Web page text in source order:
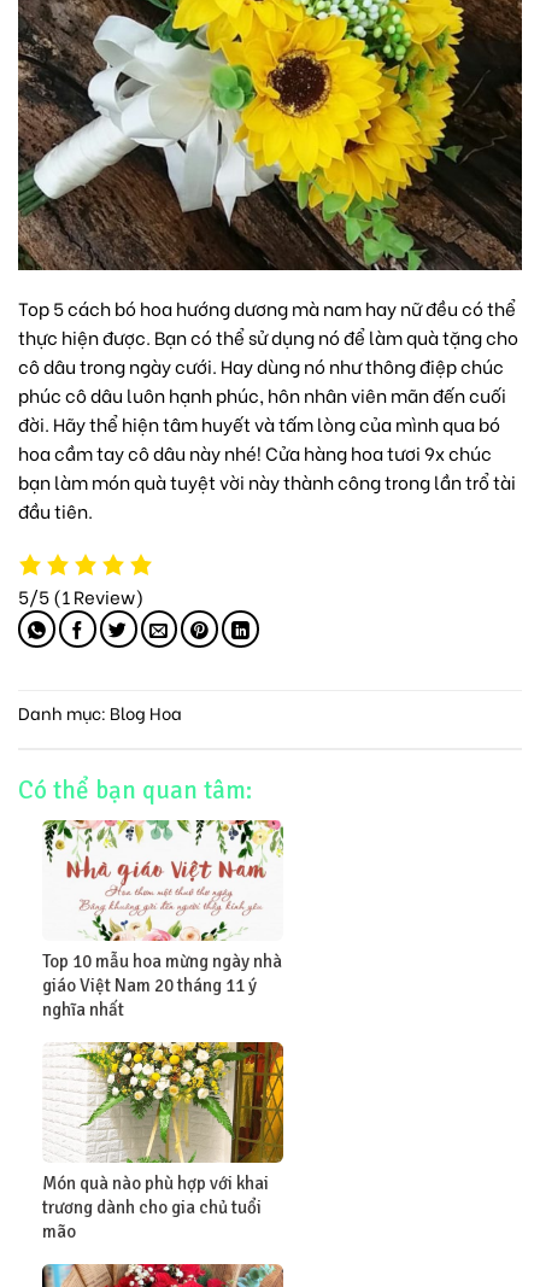
Top 5 cách bó hoa hướng dương mà nam hay nữ đều có thể
thực hiện được. Bạn có thể sử dụng nó để làm quà tặng cho
cô dâu trong ngày cưới. Hay dùng nó như thông điệp chúc
phúc cô dâu luôn hạnh phúc, hôn nhân viên mãn đến cuối
đời. Hãy thể hiện tâm huyết và tấm lòng của mình qua bó
hoa cầm tay cô dâu này nhé! Cửa hàng hoa tươi 9x chúc
bạn làm món quà tuyệt vời này thành công trong lần trổ tài
đầu tiên.
5/5(1 Review)
Danh mục: Blog Hoa
Có thể bạn quan tâm:
Top 10 mẫu hoa mừng ngày nhà
giáo Việt Nam 20 tháng 11 ý
nghĩa nhất
Món quà nào phù hợp với khai
trương dành cho gia chủ tuổi
mão